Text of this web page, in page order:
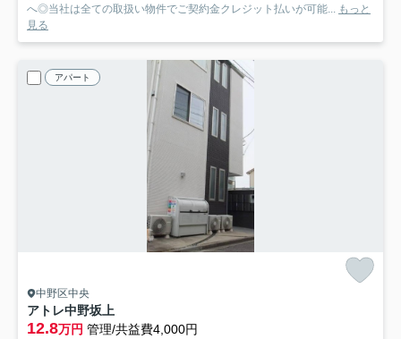
へ◎当社は全ての取扱い物件でご契約金クレジット払いが可能... もっと
見る
アパート
中野区中央
アトレ中野坂上
12.8万円 管理/共益費4,000円